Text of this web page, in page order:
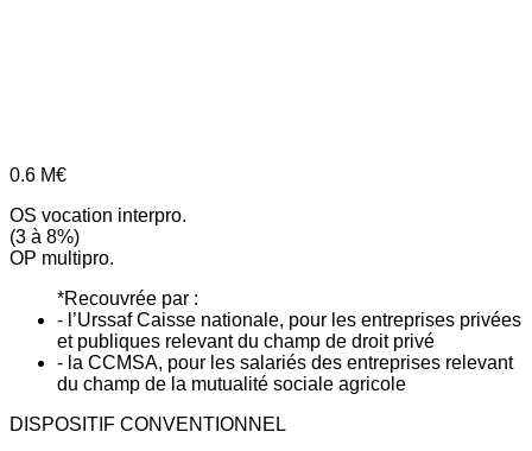
0.6 M€
OS vocation interpro.
(3 à 8%)
OP multipro.
*Recouvrée par :
- l’Urssaf Caisse nationale, pour les entreprises privées
et publiques relevant du champ de droit privé
- la CCMSA, pour les salariés des entreprises relevant
du champ de la mutualité sociale agricole
DISPOSITIF CONVENTIONNEL